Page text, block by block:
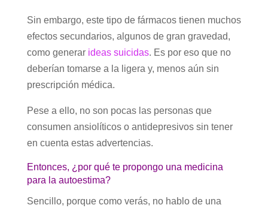
Sin embargo, este tipo de fármacos tienen muchos
efectos secundarios, algunos de gran gravedad,
como generar ideas suicidas. Es por eso que no
deberían tomarse a la ligera y, menos aún sin
prescripción médica.
Pese a ello, no son pocas las personas que
consumen ansiolíticos o antidepresivos sin tener
en cuenta estas advertencias.
Entonces, ¿por qué te propongo una medicina
para la autoestima?
Sencillo, porque como verás, no hablo de una